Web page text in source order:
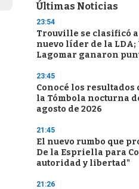
Últimas Noticias
23:54
Trouville se clasificó a
nuevo líder de la
Lagomar ganaron
23:45
Conocé los resultados
la Tómbola nocturna
agosto de 2026
21:45
El nuevo rumbo que
De la Espriella para
autoridad y libertad"
21:26